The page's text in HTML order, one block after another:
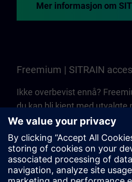
Mer informasjon om
Freemium | SITRAIN
Ikke overbevist ennå?
du kan bli kjent med utvalgte
opplæringsprogrammer og
access. Det er helt gratis –
«Learning Membership»!